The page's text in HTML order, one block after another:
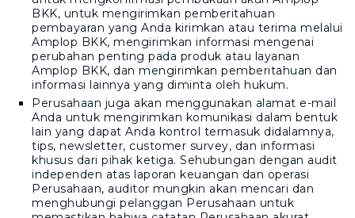
BKK, untuk mengirimkan pemberitahuan
pembayaran yang Anda kirimkan atau terima melalui
Amplop BKK, mengirimkan informasi mengenai
perubahan penting pada produk atau layanan
Amplop BKK, dan mengirimkan pemberitahuan dan
informasi lainnya yang diminta oleh hukum.
Perusahaan juga akan menggunakan alamat e-mail
Anda untuk mengirimkan komunikasi dalam bentuk
lain yang dapat Anda kontrol termasuk didalamnya,
tips, newsletter, customer survey, dan informasi
khusus dari pihak ketiga. Sehubungan dengan audit
independen atas laporan keuangan dan operasi
Perusahaan, auditor mungkin akan mencari dan
menghubungi pelanggan Perusahaan untuk